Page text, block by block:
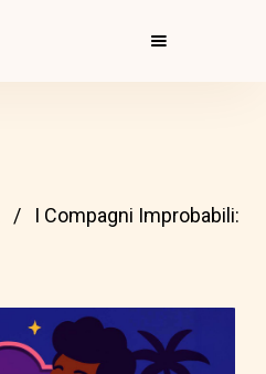
I Compagni Improbabili: